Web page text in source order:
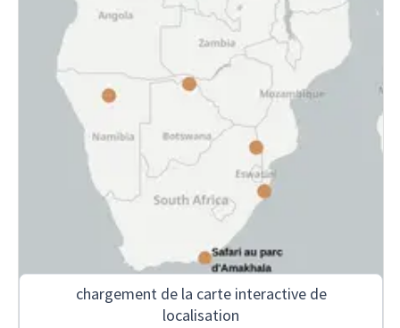
chargement de la carte interactive de
localisation